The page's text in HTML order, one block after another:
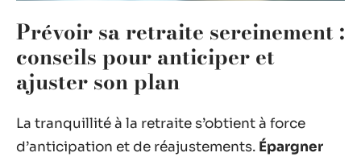
Prévoir sa retraite sereinement :
conseils pour anticiper et
ajuster son plan
La tranquillité à la retraite s’obtient à force
d’anticipation et de réajustements. Épargner